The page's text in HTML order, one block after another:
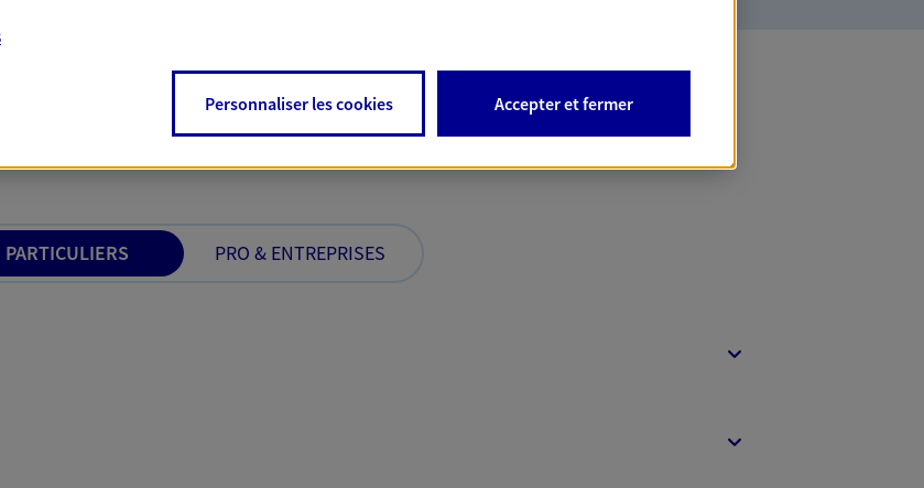
offres Assurance & Banque
PARTICULIERS PRO & ENTREPRISES
Personnaliser les cookies Accepter et fermer